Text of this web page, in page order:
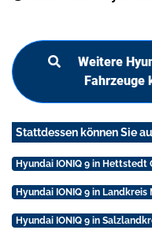
Weitere
Fahrzeuge
Stattdessen können Sie
Hyundai IONIQ 9 in Hettstedt
Hyundai IONIQ 9 in
Hyundai IONIQ 9 in